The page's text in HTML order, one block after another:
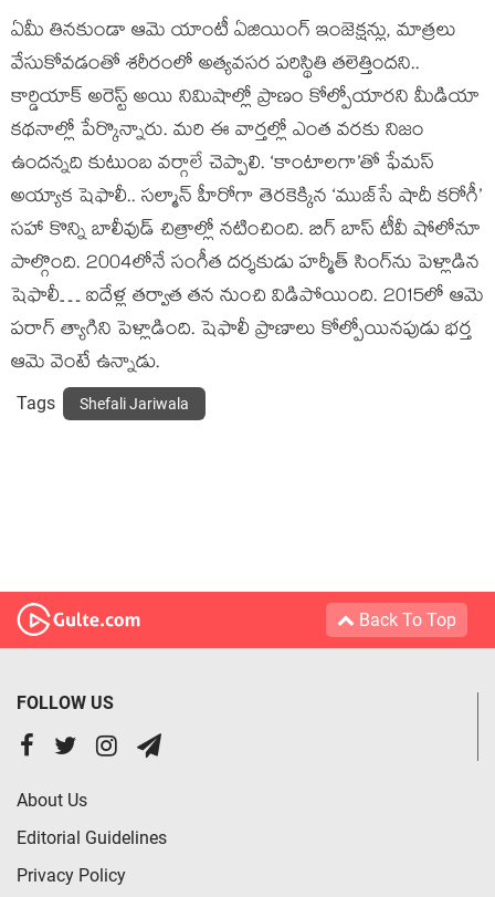
ఏమీ తినకుండా ఆమె యాంటీ ఏజియింగ్ ఇంజెక్షన్లు, మాత్రలు
వేసుకోవడంతో శరీరంలో అత్యవసర పరిస్థితి తలెత్తిందని..
కార్డియాక్ అరెస్ట్ అయి నిమిషాల్లో ప్రాణం కోల్పోయారని మీడియా
కథనాల్లో పేర్కొన్నారు. మరి ఈ వార్తల్లో ఎంత వరకు నిజం
ఉందన్నది కుటుంబ వర్గాలే చెప్పాలి. ‘కాంటాలగా’తో ఫేమస్
అయ్యాక షెఫాలీ.. సల్మాన్ హీరోగా తెరకెక్కిన ‘ముజ్‌సే షాదీ కరోగీ’
సహా కొన్ని బాలీవుడ్ చిత్రాల్లో నటించింది. బిగ్ బాస్ టీవీ షోలోనూ
పాల్గొంది. 2004లోనే సంగీత దర్శకుడు హర్మీత్ సింగ్‌ను పెళ్లాడిన
షెఫాలీ… ఐదేళ్ల తర్వాత తన నుంచి విడిపోయింది. 2015లో ఆమె
పరాగ్ త్యాగిని పెళ్లాడింది. షెఫాలీ ప్రాణాలు కోల్పోయినపుడు భర్త
ఆమె వెంటే ఉన్నాడు.
Tags Shefali Jariwala
Back To Top
FOLLOW US
About Us
Editorial Guidelines
Privacy Policy